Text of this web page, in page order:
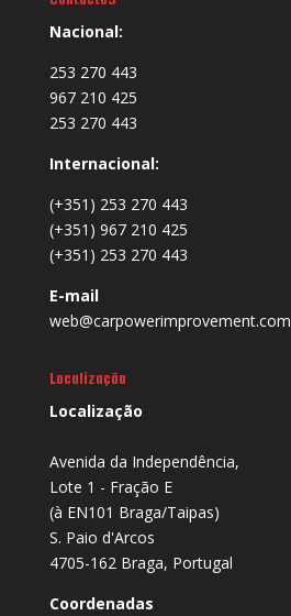
Nacional:
253 270 443
967 210 425
253 270 443
Internacional:
(+351) 253 270 443
(+351) 967 210 425
(+351) 253 270 443
E-mail
web@carpowerimprovement.com
Localização
Localização
Avenida da Independência,
Lote 1 - Fração E
(à EN101 Braga/Taipas)
S. Paio d'Arcos
4705-162 Braga, Portugal
Coordenadas